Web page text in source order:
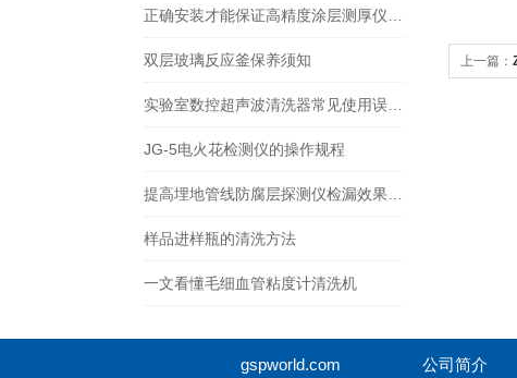
双层玻璃反应釜保养须知
JG-5电火花检测仪的操作规程
样品进样瓶的清洗方法
一文看懂毛细血管粘度计清洗机
上一篇：
gspworld.com 公司简介